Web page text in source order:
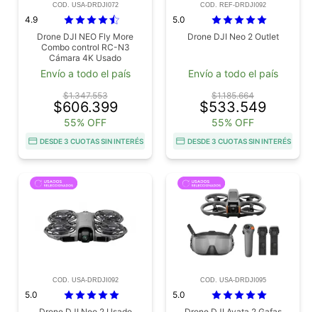
COD. USA-DRDJI072
4.9
Drone DJI NEO Fly More
Combo control RC-N3
Cámara 4K Usado
Envío a todo el país
$1.347.553
$606.399
55% OFF
DESDE 3 CUOTAS SIN INTERÉS
COD. REF-DRDJI092
5.0
Drone DJI Neo 2 Outlet
Envío a todo el país
$1.185.664
$533.549
55% OFF
DESDE 3 CUOTAS SIN INTERÉS
COD. USA-DRDJI092
5.0
COD. USA-DRDJI095
5.0